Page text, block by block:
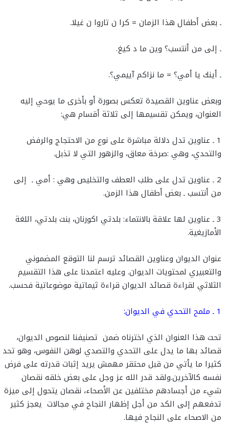
ـ بعض أطفال هذا الزمان = كرا ن تاروا ن غيلا.
ـ إلى من أنتسب؟ وين ما د كيغ.
ـ أينك يا أمي؟ = ما نزاكم آييمي؟.
وبعض عناوين القصيدة تعكس بصورة أو بأخرى ما يوحي إليه
العنوان، ويمكن تقسيمها إلى ثلاثة أقسام هي:
1 ـ عناوين تدل دلالة مباشرة على نوع من الاحتجاج والرفض
والتحدي، وهي :صرخة معاق، والزهور التي لا تذبل.
2 ـ عناوين تدل على طلب العطف والتخليص وهي : أمي ـ إلى
من أنتسب ـ بعض أطفال هذا الزمن.
3 ـ عناوين لها علاقة بالانتماء: بلدتي اكورنان، بنت بلدتي، اللغة
الأمازيغية.
عنوان الديوان وعناوين القصائد ترسم لنا التوقع المضموني
والتعبيري لمحتويات الديوان. وعليه اعتمدنا على هذا التقسيم
الثلاثي لقراءة قصائد الديوان قراءة ثيماتية موضوعاتية فحسب.
1 ـ ملمح التحدي في الديوان:
تحت هذا العنوان الذي اخترناه ضمن تصنيفنا لنصوص الديوان،
قصائد بها ما يدل على التحدي والتصدي لوهن النفوس، وهو تحد
كثيرا ما يأتي من قبل محتقر مهمش يريد إثبات قدرته على فرض
نفسه كالآخرين.ولقد قدر الله عز وجل على بعض خلقه نقصان
شيء من أجسادهم مختلفين عن الأصحاء، نقصان يتحول إلى ميزة
تدفعهم إلى الكد من أجل إظهار النجاح في مجالات يعجز كثير
من الاصحاء على النجاح فيها.